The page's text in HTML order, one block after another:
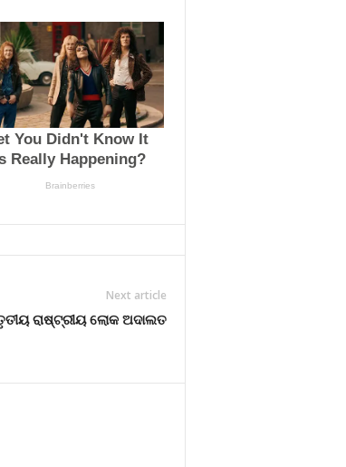
Next article
ରାଷ୍ଟ୍ରୀୟ ଲୋକ ଅଦାଲତ